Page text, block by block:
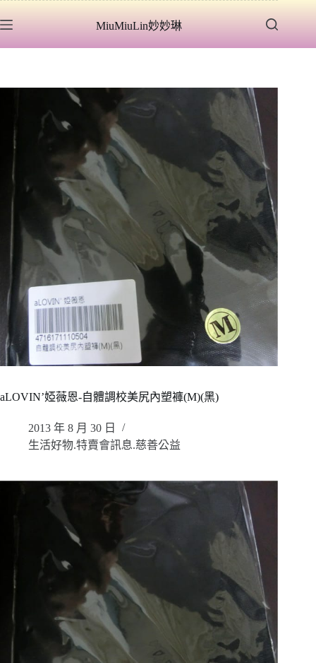
至
MiuMiuLin妙妙琳
aLOVIN’婭薇恩-自體調校美尻內塑褲(M)(黑)
2013 年 8 月 30 日
生活好物.特賣會訊息.慈善公益